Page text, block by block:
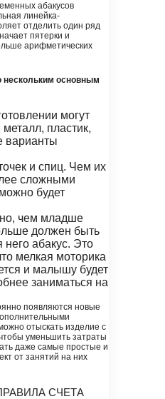
абакусов
линейка-
отделить один ряд
пятерки и
арифметических
нескольким основным
могут
металл, пластик,
варианты
и спиц. Чем их
сложными
будет
чем младше
должен быть
абакус. Это
мелкая моторика
и малышу будет
заниматься на
появляются новые
отыскать изделие с
уменьшить затраты
даже самые простые и
от занятий на них
СЧЕТА